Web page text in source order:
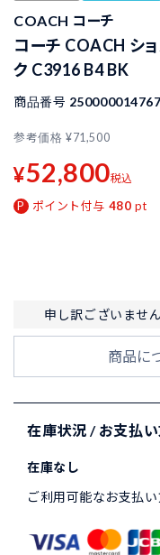
COACH コーチ
コーチ COACH シ
ク C3916 B4 BK
商品番号
参考価格 ¥71,500
¥52,800税込
ポイント付与 480 pt
申し訳ございませ
商品に
在庫状況 / お支払
在庫なし
ご利用可能なお支払い